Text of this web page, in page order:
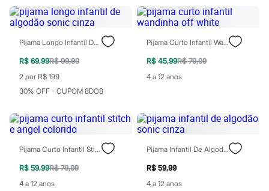
Mindset
Sawary
Yessica
Moda esportiva
Acessórios
Blusas
Calçados
Leggings
Shorts e Bermudas
Moda íntima
Calcinhas
Cintas e Modeladores
Meias
Sutiãs e Tops
Moda praia
Pijama Longo Infantil De Algodão Sonic Cinza
R$ 69,99R$ 99,99
2 por R$ 199
30% OFF - CUPOM 8DO8
Pijama Curto Infantil Wandinha Off White
R$ 45,99R$ 79,99
4 a 12 anos
Pijama Curto Infantil Stitch E Angel Colorido
R$ 59,99R$ 79,99
4 a 12 anos
Pijama Infantil De Algodão Sonic Cinza
R$ 59,99
4 a 12 anos